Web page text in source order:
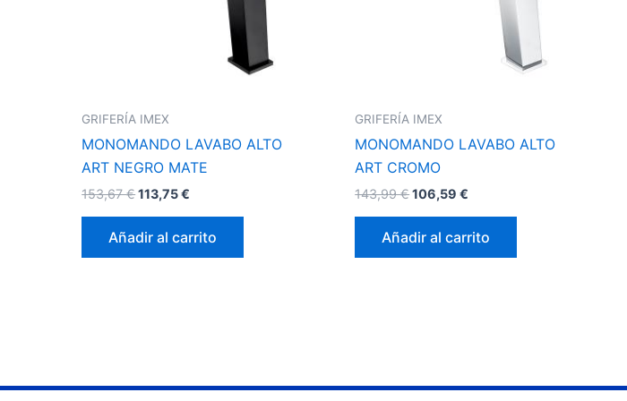
GRIFERÍA IMEX
MONOMANDO LAVABO ALTO
ART NEGRO MATE
153,67€113,75€
Añadir al carrito
GRIFERÍA IMEX
MONOMANDO LAVABO ALTO
ART CROMO
143,99€106,59€
Añadir al carrito